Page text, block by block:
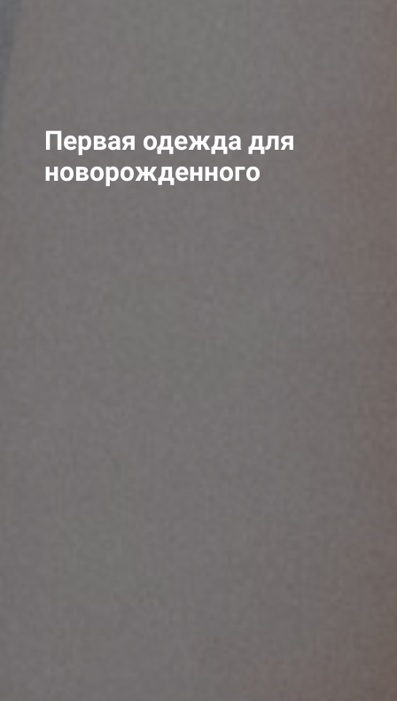
Первая одежда для
новорожденного